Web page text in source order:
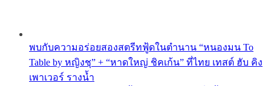
พบกับความอร่อยสองสตรีทฟู้ดในตำนาน “หนองมน To
Table by หญิงชุ” + “หาดใหญ่ ชิคเก้น” ที่ไทย เทสต์ ฮับ คิง
เพาเวอร์ รางน้ำ